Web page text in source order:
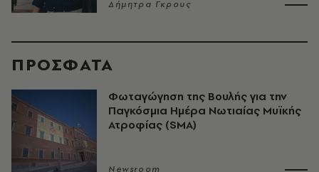
Δήμητρα Γκρους
ΠΡΟΣΦΑΤΑ
Φωταγώγηση της Βουλής για την
Παγκόσμια Ημέρα Νωτιαίας Μυϊκής
Ατροφίας (SMA)
Newsroom